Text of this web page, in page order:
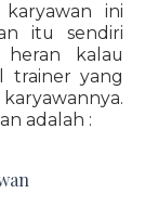
ini
itu sendiri
kalau
trainer yang
adalah :